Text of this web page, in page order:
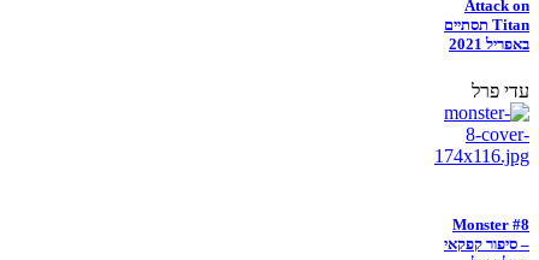
Attack on
Titan תסתיים
באפריל 2021
עדי פרל
Monster #8
– סיפור קפקאי